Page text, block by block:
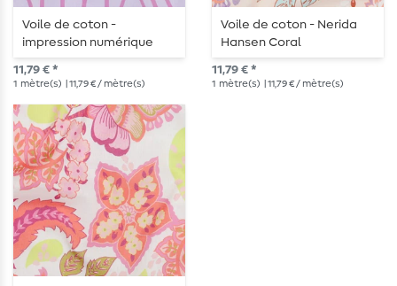
Voile de coton -
impression numérique
lilas
11,79 € *
1 mètre(s) | 11,79 € / mètre(s)
Voile de coton - Nerida
Hansen Coral
11,79 € *
1 mètre(s) | 11,79 € / mètre(s)